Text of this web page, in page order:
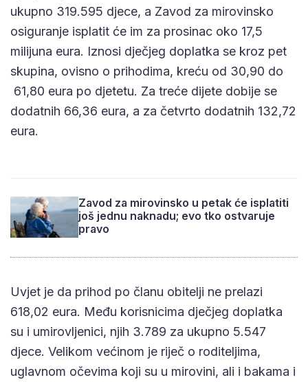
ukupno 319.595 djece, a Zavod za mirovinsko
osiguranje isplatit će im za prosinac oko 17,5
milijuna eura. Iznosi dječjeg doplatka se kroz pet
skupina, ovisno o prihodima, kreću od 30,90 do
61,80 eura po djetetu. Za treće dijete dobije se
dodatnih 66,36 eura, a za četvrto dodatnih 132,72
eura.
Zavod za mirovinsko u petak će isplatiti
još jednu naknadu; evo tko ostvaruje
pravo
Uvjet je da prihod po članu obitelji ne prelazi
618,02 eura. Među korisnicima dječjeg doplatka
su i umirovljenici, njih 3.789 za ukupno 5.547
djece. Velikom većinom je riječ o roditeljima,
uglavnom očevima koji su u mirovini, ali i bakama i